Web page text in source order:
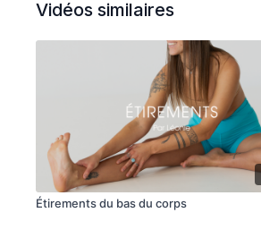
Vidéos similaires
Étirements du bas du corps